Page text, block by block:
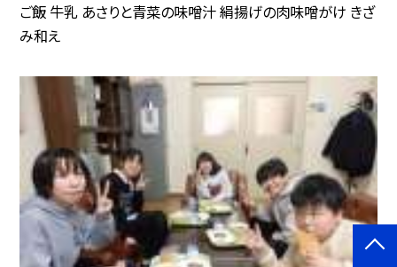
ご飯 牛乳 あさりと青菜の味噌汁 絹揚げの肉味噌がけ きざ
み和え